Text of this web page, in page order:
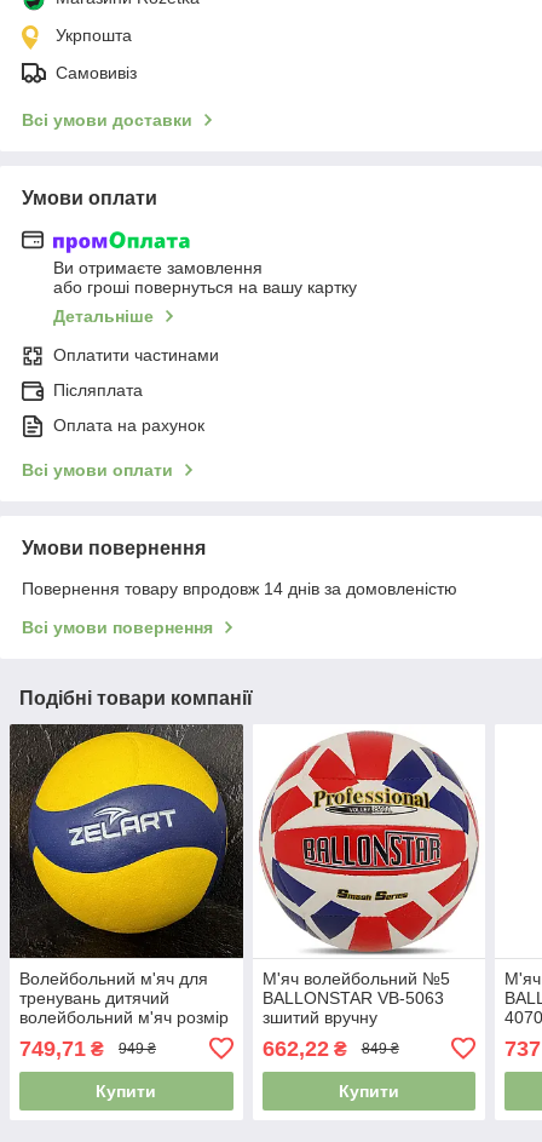
Укрпошта
Самовивіз
Всі умови доставки
Умови оплати
Ви отримаєте замовлення
або гроші повернуться на вашу картку
Детальніше
Оплатити частинами
Післяплата
Оплата на рахунок
Всі умови оплати
Умови повернення
Повернення товару впродовж 14 днів за домовленістю
Всі умови повернення
Подібні товари компанії
Волейбольний м'яч для
тренувань дитячий
волейбольний м'яч розмір
749,71 ₴ 949 ₴
Купити
М'яч волейбольний №5
BALLONSTAR VB-5063
зшитий вручну
662,22₴ 849 ₴
Купити
М'яч